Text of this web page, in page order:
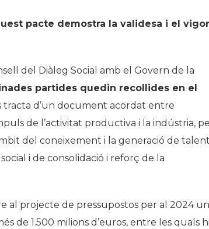
pacte demostra la validesa i el vigor
del Diàleg Social amb el Govern de la
partides quedin recollides en el
tracta d’un document acordat entre
de l’activitat productiva i la indústria,
del coneixement i la generació de talent
i de consolidació i reforç de la
al projecte de pressupostos per al 2024 un
de 1.500 milions d’euros, entre les quals hi